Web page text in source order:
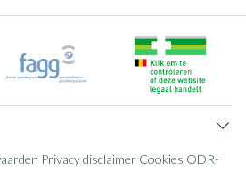
Privacy disclaimer Cookies ODR-